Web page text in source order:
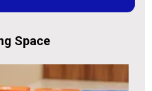
Space